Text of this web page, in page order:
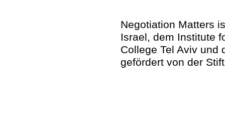
Negotiation Matters
Israel, dem Institute
College Tel Aviv und
gefördert von der